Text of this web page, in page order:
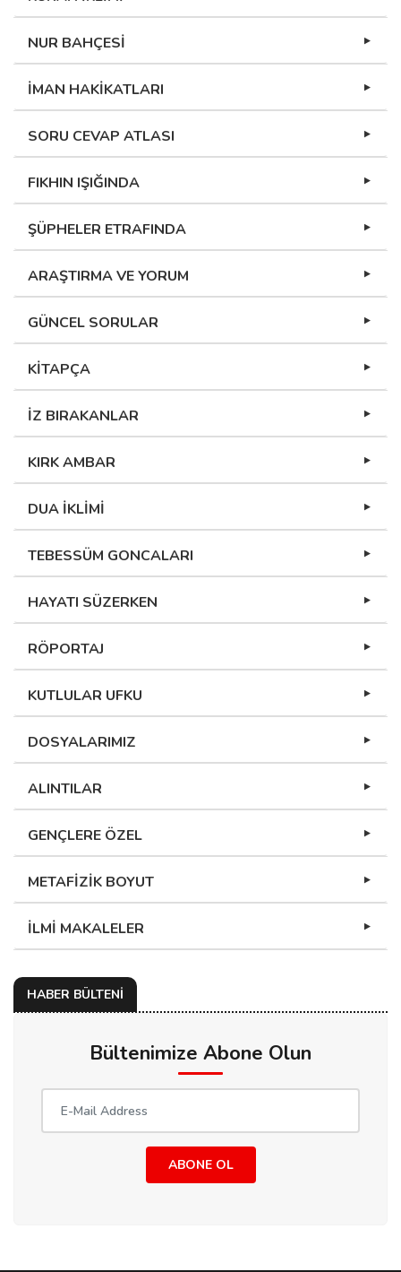
NUR BAHÇESİ
İMAN HAKİKATLARI
SORU CEVAP ATLASI
FIKHIN IŞIĞINDA
ŞÜPHELER ETRAFINDA
ARAŞTIRMA VE YORUM
GÜNCEL SORULAR
KİTAPÇA
İZ BIRAKANLAR
KIRK AMBAR
DUA İKLİMİ
TEBESSÜM GONCALARI
HAYATI SÜZERKEN
RÖPORTAJ
KUTLULAR UFKU
DOSYALARIMIZ
ALINTILAR
GENÇLERE ÖZEL
METAFİZİK BOYUT
İLMİ MAKALELER
HABER BÜLTENİ
Bültenimize Abone Olun
ABONE OL